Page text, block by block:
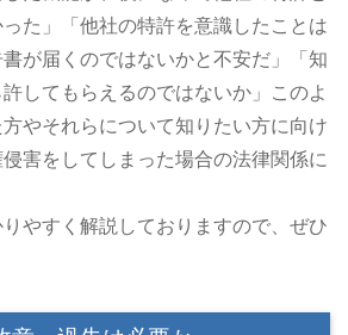
た」「他社の特許を意識したことは
が届くのではないかと不安だ」「知
してもらえるのではないか」このよ
やそれらについて知りたい方に向け
害をしてしまった場合の法律関係に
やすく解説しておりますので、ぜひ